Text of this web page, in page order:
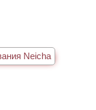
Neicha